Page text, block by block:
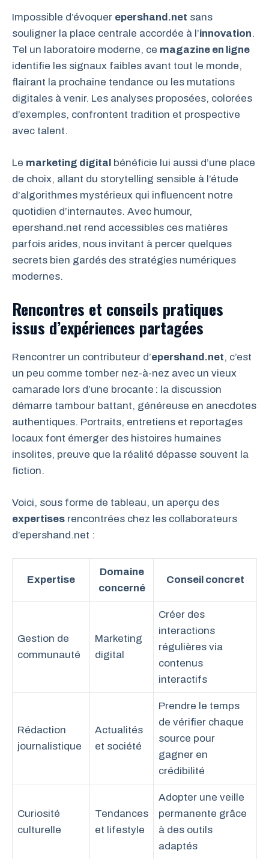
Impossible d’évoquer epershand.net sans
souligner la place centrale accordée à l’innovation.
Tel un laboratoire moderne, ce magazine en ligne
identifie les signaux faibles avant tout le monde,
flairant la prochaine tendance ou les mutations
digitales à venir. Les analyses proposées, colorées
d’exemples, confrontent tradition et prospective
avec talent.
Le marketing digital bénéficie lui aussi d’une place
de choix, allant du storytelling sensible à l’étude
d’algorithmes mystérieux qui influencent notre
quotidien d’internautes. Avec humour,
epershand.net rend accessibles ces matières
parfois arides, nous invitant à percer quelques
secrets bien gardés des stratégies numériques
modernes.
Rencontres et conseils pratiques
issus d’expériences partagées
Rencontrer un contributeur d’epershand.net, c’est
un peu comme tomber nez-à-nez avec un vieux
camarade lors d’une brocante : la discussion
démarre tambour battant, généreuse en anecdotes
authentiques. Portraits, entretiens et reportages
locaux font émerger des histoires humaines
insolites, preuve que la réalité dépasse souvent la
fiction.
Voici, sous forme de tableau, un aperçu des
expertises rencontrées chez les collaborateurs
d’epershand.net :
Expertise
Domaine
concerné
Conseil concret
Gestion de
communauté
Marketing
digital
Créer des
interactions
régulières via
contenus
interactifs
Rédaction
journalistique
Actualités
et société
Prendre le temps
de vérifier chaque
source pour
gagner en
crédibilité
Curiosité
culturelle
Tendances
et lifestyle
Adopter une veille
permanente grâce
à des outils
adaptés